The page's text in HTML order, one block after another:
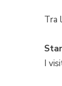
Tra
I